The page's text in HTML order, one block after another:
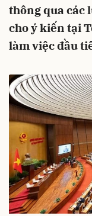
thông qua các
cho ý kiến tại
làm việc đầu